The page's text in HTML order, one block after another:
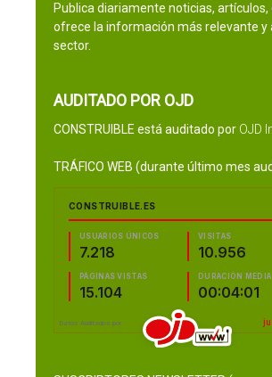
Publica diariamente noticias, artículos,
ofrece la información más relevante y
sector.
AUDITADO POR OJD
CONSTRUIBLE está auditado por OJD
TRÁFICO WEB (durante último mes